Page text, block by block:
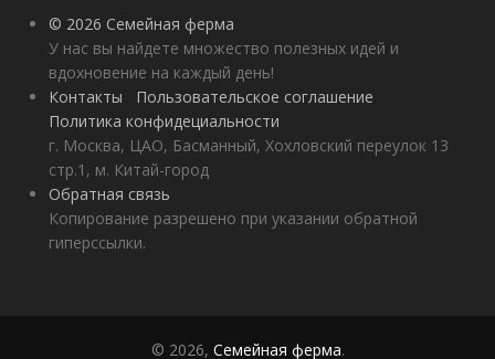
© 2026 Семейная ферма
У нас вы найдете множество полезных идей и
вдохновение на каждый день!
Контакты
Пользовательское соглашение
Политика конфидециальности
г. Москва, ЦАО, Басманный, Хохловский переулок 13
стр.1, м. Китай-город
Обратная связь
Копирование разрешено при указании обратной
гиперссылки.
© 2026, Семейная ферма.